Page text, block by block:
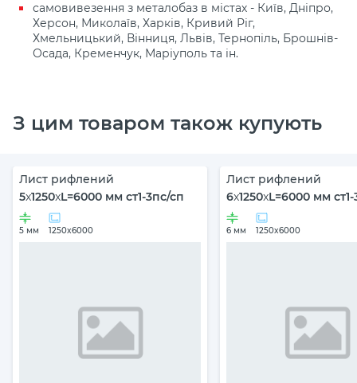
самовивезення з металобаз в містах - Київ, Дніпро,
Херсон, Миколаїв, Харків, Кривий Ріг,
Хмельницький, Вінниця, Львів, Тернопіль, Брошнів-
Осада, Кременчук, Маріуполь та ін.
З цим товаром також купують
Лист рифлений
5x1250xL=6000 мм ст1-3пс/сп
5 мм 1250x6000
Лист рифлений
6x1250xL=6000 мм
6 мм 1250x6000